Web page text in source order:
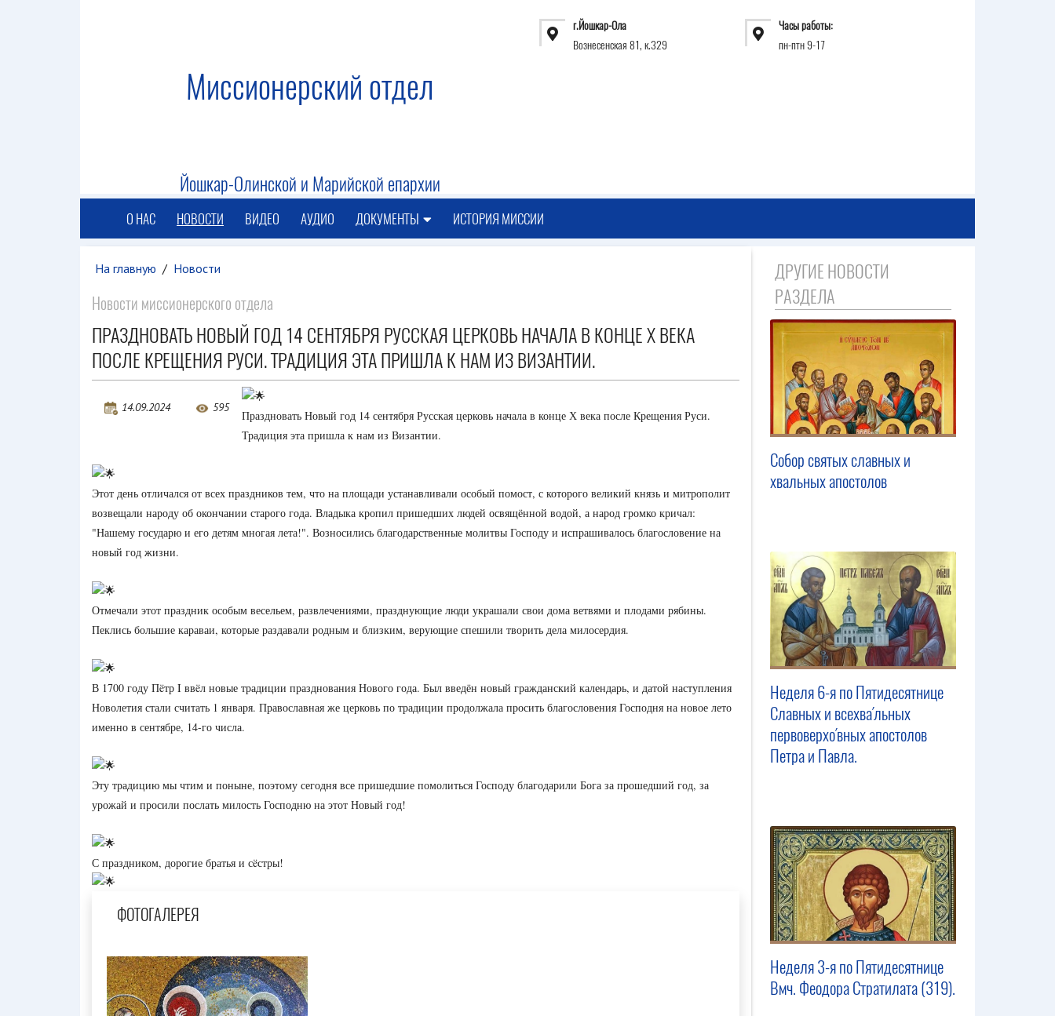
Миссионерский отдел
Йошкар-Олинской и Марийской епархии
г.Йошкар-Ола
Вознесенская 81, к.329
Часы работы:
пн-птн 9-17
О НАС НОВОСТИ ВИДЕО АУДИО ДОКУМЕНТЫ ИСТОРИЯ МИССИИ
На главную / Новости
Новости миссионерского отдела
ПРАЗДНОВАТЬ НОВЫЙ ГОД 14 СЕНТЯБРЯ РУССКАЯ ЦЕРКОВЬ НАЧАЛА В КОНЦЕ Х ВЕКА
ПОСЛЕ КРЕЩЕНИЯ РУСИ. ТРАДИЦИЯ ЭТА ПРИШЛА К НАМ ИЗ ВИЗАНТИИ.
14.09.2024 595
Праздновать Новый год 14 сентября Русская церковь начала в конце Х века после Крещения Руси.
Традиция эта пришла к нам из Византии.
Этот день отличался от всех праздников тем, что на площади устанавливали особый помост, с которого великий князь и митрополит
возвещали народу об окончании старого года. Владыка кропил пришедших людей освящённой водой, а народ громко кричал:
"Нашему государю и его детям многая лета!". Возносились благодарственные молитвы Господу и испрашивалось благословение на
новый год жизни.
Отмечали этот праздник особым весельем, развлечениями, празднующие люди украшали свои дома ветвями и плодами рябины.
Пеклись большие караваи, которые раздавали родным и близким, верующие спешили творить дела милосердия.
В 1700 году Пëтр I ввëл новые традиции празднования Нового года. Был введён новый гражданский календарь, и датой наступления
Новолетия стали считать 1 января. Православная же церковь по традиции продолжала просить благословения Господня на новое лето
именно в сентябре, 14-го числа.
Эту традицию мы чтим и поныне, поэтому сегодня все пришедшие помолиться Господу благодарили Бога за прошедший год, за
урожай и просили послать милость Господню на этот Новый год!
С праздником, дорогие братья и сëстры!
ФОТОГАЛЕРЕЯ
ДРУГИЕ НОВОСТИ
РАЗДЕЛА
Собор святых славных и
хвальных апостолов
Неделя 6-я по Пятидесятнице
Славных и всехва́льных
первоверхо́вных апостолов
Петра и Павла.
Неделя 3-я по Пятидесятнице
Вмч. Феодора Стратилата (319).